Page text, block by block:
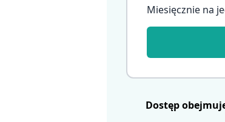
Miesięcznie na
Dostęp